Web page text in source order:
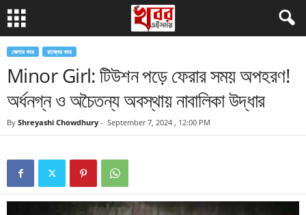
জেলার খবর রাজ্যের খবর
Minor Girl: টিউশন পড়ে ফেরার সময় অপহরণ!
অর্ধনগ্ন ও অচৈতন্য অবস্থায় নাবালিকা উদ্ধার
By Shreyashi Chowdhury - September 7, 2024 , 12:00 PM